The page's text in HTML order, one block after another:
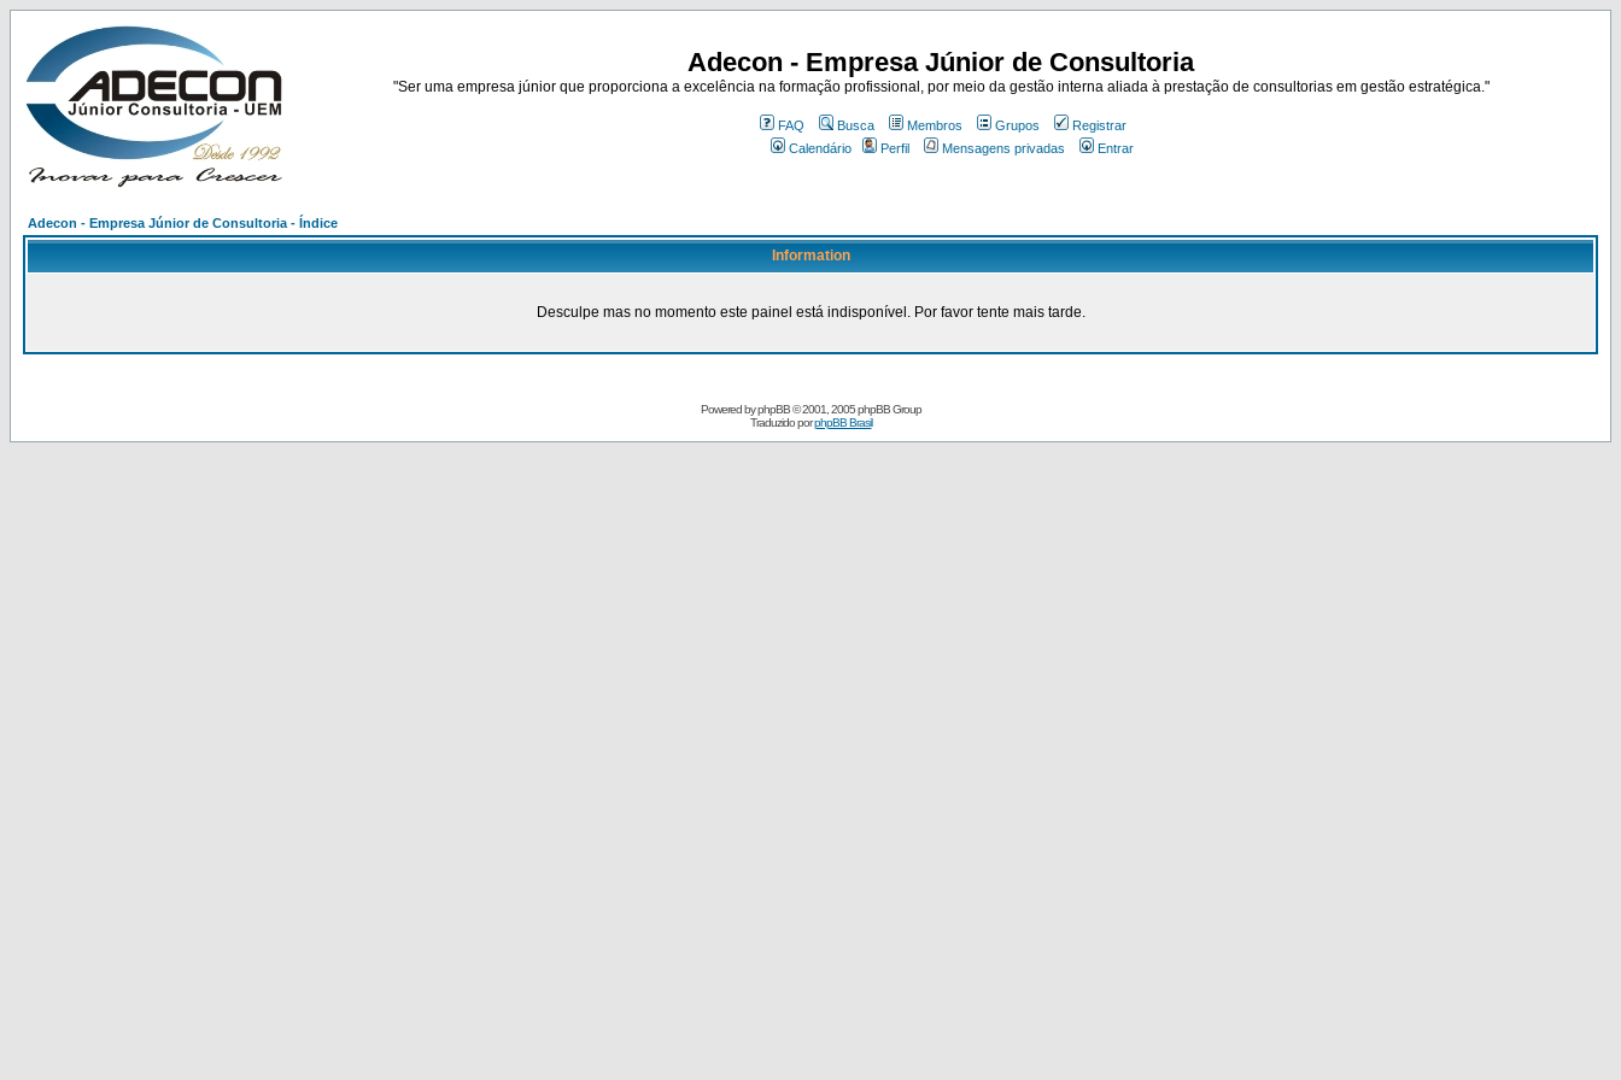
Adecon - Empresa Júnior de Consultoria
"Ser uma empresa júnior que proporciona a excelência na formação profissional, por meio da gestão interna aliada à prestação de consultorias em gestão estratégica."
FAQ Busca Membros Grupos
Registrar
Calendário
Perfil Mensagens privadas Entrar
Adecon - Empresa Júnior de Consultoria - Índice
Information
Desculpe mas no momento este painel está indisponível. Por favor tente mais tarde.
Powered byphpBB© 2001, 2005 phpBB Group
Traduzido porphpBB Brasil